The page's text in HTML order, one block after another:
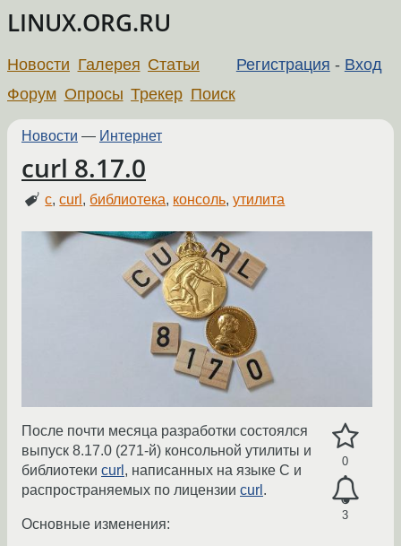
LINUX.ORG.RU
Регистрация - Вход
Новости Галерея Статьи
Форум Опросы Трекер Поиск
Новости — Интернет
curl 8.17.0
c,curl , библиотека, консоль,утилита
0
3
После почти месяца разработки состоялся
выпуск 8.17.0 (271-й) консольной утилиты и
библиотеки curl , написанных на языке C и
распространяемых по лицензии curl .
Основные изменения: